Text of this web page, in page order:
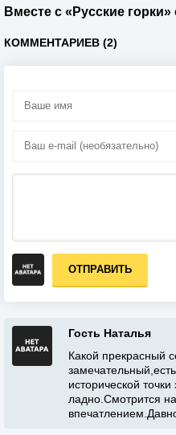
Вместе с «Русские горки»
КОММЕНТАРИЕВ (2)
ОТПРАВИТЬ
Гость Наталья
Какой прекрасный
исторической
ладно.Смотрится